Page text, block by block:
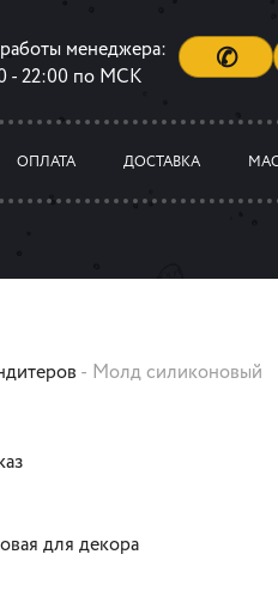
менеджера:
- 22:00 по МСК
✆
ОПЛАТА ДОСТАВКА
- Молд силиконовый
для декора